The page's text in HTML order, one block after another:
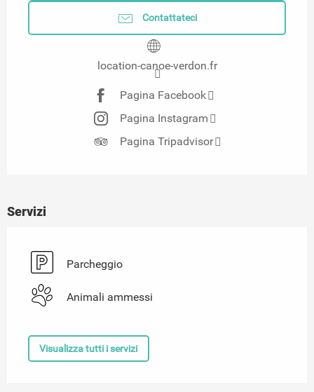
Contattateci
location-canoe-verdon.fr
Pagina Facebook
Pagina Instagram
Pagina Tripadvisor
Servizi
Parcheggio
Animali ammessi
Visualizza tutti i servizi